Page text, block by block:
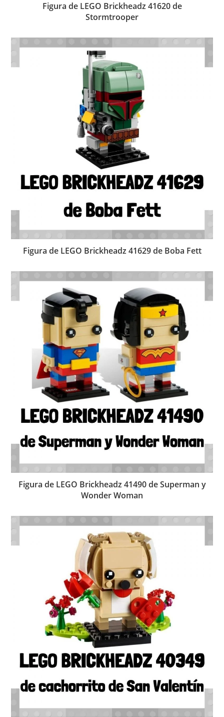
Figura de LEGO Brickheadz 41620 de
Stormtrooper
Figura de LEGO Brickheadz 41629 de Boba Fett
Figura de LEGO Brickheadz 41490 de Superman y
Wonder Woman